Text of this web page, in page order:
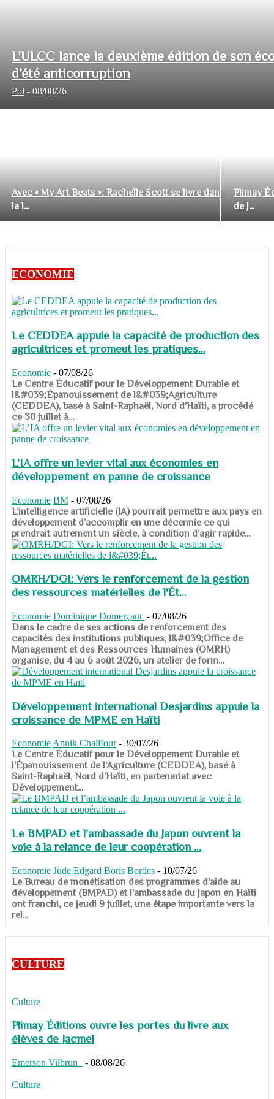
L’ULCC lance la deuxième édition de son
d’été anticorruption
Pol - 08/08/26
Avec « My Art Beats »: Rachelle Scott se livre dans
la l...
Plimay
de J...
ECONOMIE
Le CEDDEA appuie la capacité de production des
agricultrices et promeut les pratiques...
Economie - 07/08/26
​​​​​​​Le Centre Éducatif pour le Développement Durable et
l&#039;Épanouissement de l&#039;Agriculture
(CEDDEA), basé à Saint-Raphaël, Nord d’Haïti, a procédé
ce 30 juillet à...
L’IA offre un levier vital aux économies en
développement en panne de croissance
Economie BM - 07/08/26
​​​​​​​L’intelligence artificielle (IA) pourrait permettre aux pays en
développement d’accomplir en une décennie ce qui
prendrait autrement un siècle, à condition d’agir rapide...
OMRH/DGI: Vers le renforcement de la gestion
des ressources matérielles de l'Ét...
Economie Dominique Domerçant - 07/08/26
Dans le cadre de ses actions de renforcement des
capacités des institutions publiques, l&#039;Office de
Management et des Ressources Humaines (OMRH)
organise, du 4 au 6 août 2026, un atelier de form...
Développement international Desjardins appuie la
croissance de MPME en Haïti
Economie Annik Chalifour - 30/07/26
​​​​​​​Le Centre Éducatif pour le Développement Durable et
l’Épanouissement de l’Agriculture (CEDDEA), basé à
Saint-Raphaël, Nord d’Haïti, en partenariat avec
Développement...
Le BMPAD et l’ambassade du Japon ouvrent la
voie à la relance de leur coopération ...
Economie Jude Edgard Boris Bordes - 10/07/26
​​​​​​​Le Bureau de monétisation des programmes d’aide au
développement (BMPAD) et l’ambassade du Japon en Haïti
ont franchi, ce jeudi 9 juillet, une étape importante vers la
rel...
CULTURE
Culture
Plimay Éditions ouvre les portes du livre aux
élèves de Jacmel
Emerson Vilbrun - 08/08/26
Culture